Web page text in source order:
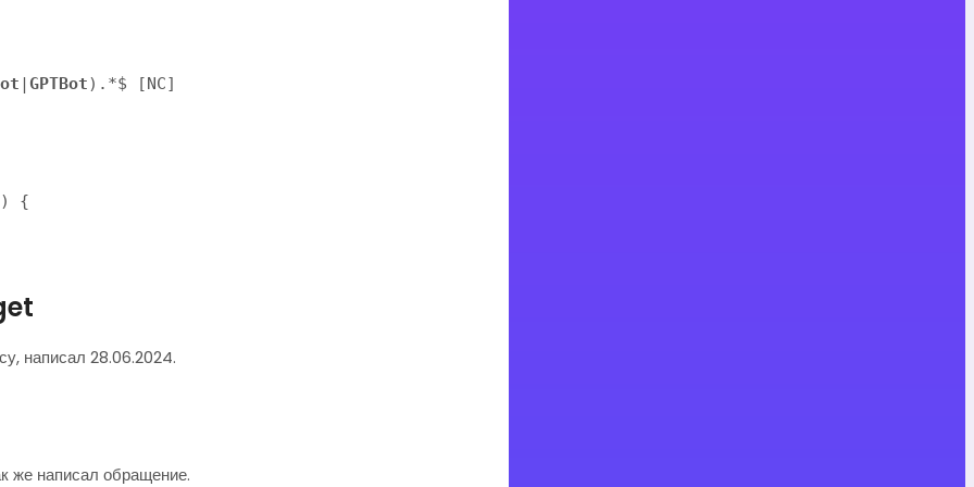
| GPTBot).*$ [NC]
{
написал 28.06.2024.
же написал обращение.